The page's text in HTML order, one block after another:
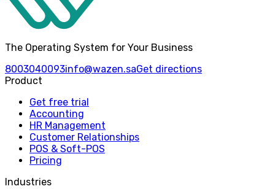
The Operating System for Your Business
8003040093info@wazen.saGet directions
Product
Get free trial
Accounting
HR Management
Customer Relationships
POS & Soft-POS
Pricing
Industries